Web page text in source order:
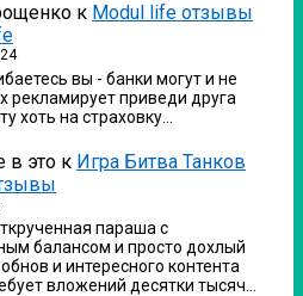
к Modul life отзывы
вы - банки могут и не
рекламирует приведи друга
хоть на страховку…
в это к Игра Битва Танков
параша с
балансом и просто дохлый
и интересного контента
вложений десятки тысяч…